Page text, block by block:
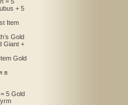
+ 5
Item
Gold
Giant +
Gold
в
5 Gold